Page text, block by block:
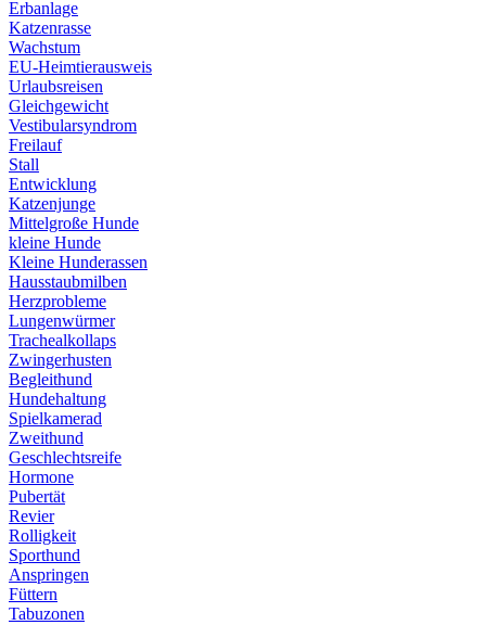
Erbanlage
Katzenrasse
Wachstum
EU-Heimtierausweis
Urlaubsreisen
Gleichgewicht
Vestibularsyndrom
Freilauf
Stall
Entwicklung
Katzenjunge
Mittelgroße Hunde
kleine Hunde
Kleine Hunderassen
Hausstaubmilben
Herzprobleme
Lungenwürmer
Trachealkollaps
Zwingerhusten
Begleithund
Hundehaltung
Spielkamerad
Zweithund
Geschlechtsreife
Hormone
Pubertät
Revier
Rolligkeit
Sporthund
Anspringen
Füttern
Tabuzonen